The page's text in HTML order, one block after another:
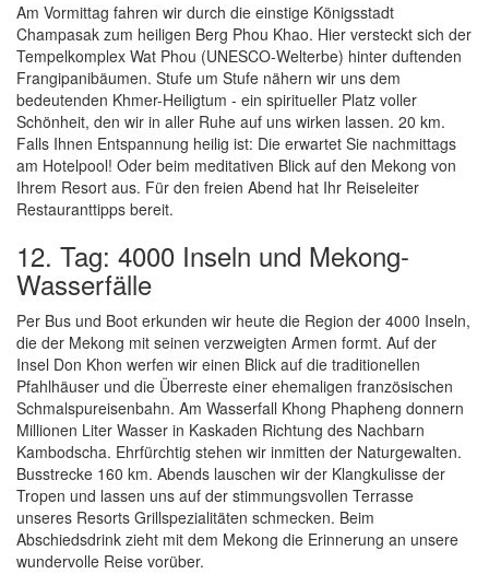
Am Vormittag fahren wir durch die einstige Königsstadt
Champasak zum heiligen Berg Phou Khao. Hier versteckt sich der
Tempelkomplex Wat Phou (UNESCO-Welterbe) hinter duftenden
Frangipanibäumen. Stufe um Stufe nähern wir uns dem
bedeutenden Khmer-Heiligtum - ein spiritueller Platz voller
Schönheit, den wir in aller Ruhe auf uns wirken lassen. 20 km.
Falls Ihnen Entspannung heilig ist: Die erwartet Sie nachmittags
am Hotelpool! Oder beim meditativen Blick auf den Mekong von
Ihrem Resort aus. Für den freien Abend hat Ihr Reiseleiter
Restauranttipps bereit.
12. Tag: 4000 Inseln und Mekong-
Wasserfälle
Per Bus und Boot erkunden wir heute die Region der 4000 Inseln,
die der Mekong mit seinen verzweigten Armen formt. Auf der
Insel Don Khon werfen wir einen Blick auf die traditionellen
Pfahlhäuser und die Überreste einer ehemaligen französischen
Schmalspureisenbahn. Am Wasserfall Khong Phapheng donnern
Millionen Liter Wasser in Kaskaden Richtung des Nachbarn
Kambodscha. Ehrfürchtig stehen wir inmitten der Naturgewalten.
Busstrecke 160 km. Abends lauschen wir der Klangkulisse der
Tropen und lassen uns auf der stimmungsvollen Terrasse
unseres Resorts Grillspezialitäten schmecken. Beim
Abschiedsdrink zieht mit dem Mekong die Erinnerung an unsere
wundervolle Reise vorüber.